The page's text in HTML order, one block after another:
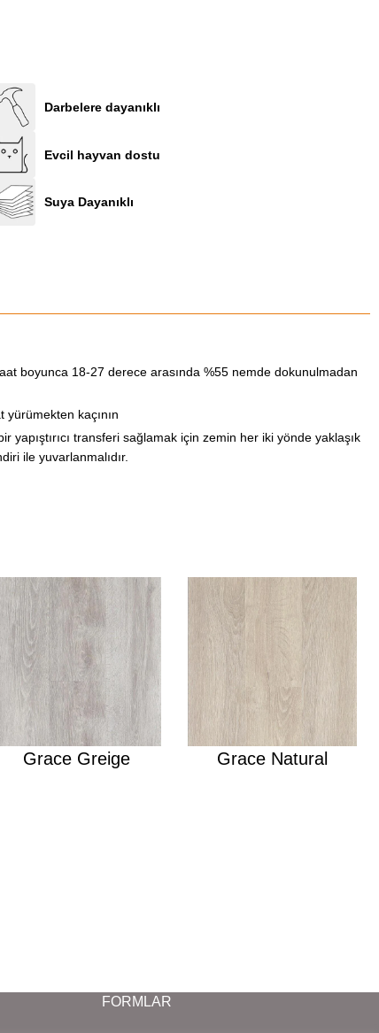
Darbelere dayanıklı
Evcil hayvan dostu
Suya Dayanıklı
boyunca 18-27 derece arasında %55 nemde dokunulmadan
kaçının
yapıştırıcı transferi sağlamak için zemin her iki yönde yaklaşık
ile yuvarlanmalıdır.
Grace Greige Grace Natural
FORMLAR